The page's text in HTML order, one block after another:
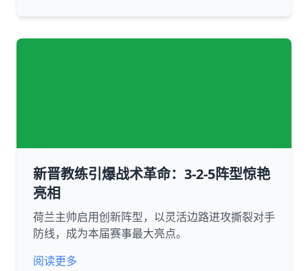
新晋教练引爆战术革命：3-2-5阵型惊艳
亮相
荷兰主帅启用创新阵型，以灵活边路进攻撕裂对手
防线，成为本届赛事最大亮点。
阅读更多